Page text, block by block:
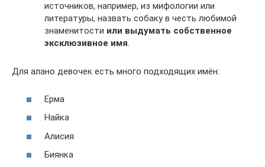
источников, например, из мифологии или
литературы, назвать собаку в честь любимой
знаменитости или выдумать собственное
эксклюзивное имя.
Для алано девочек есть много подходящих имён:
Ерма
Найка
Алисия
Биянка